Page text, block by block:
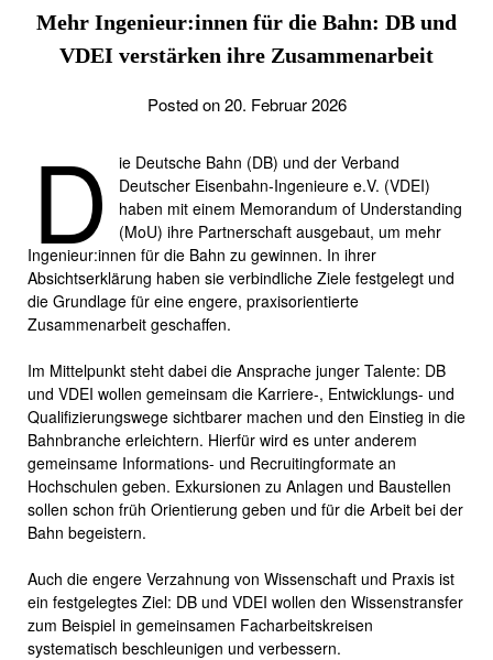
Mehr Ingenieur:innen für die Bahn: DB und
VDEI verstärken ihre Zusammenarbeit
Posted on 20. Februar 2026
D
ie Deutsche Bahn (DB) und der Verband
Deutscher Eisenbahn-Ingenieure e.V. (VDEI)
haben mit einem Memorandum of Understanding
(MoU) ihre Partnerschaft ausgebaut, um mehr
Ingenieur:innen für die Bahn zu gewinnen. In ihrer
Absichtserklärung haben sie verbindliche Ziele festgelegt und
die Grundlage für eine engere, praxisorientierte
Zusammenarbeit geschaffen.
Im Mittelpunkt steht dabei die Ansprache junger Talente: DB
und VDEI wollen gemeinsam die Karriere-, Entwicklungs- und
Qualifizierungswege sichtbarer machen und den Einstieg in die
Bahnbranche erleichtern. Hierfür wird es unter anderem
gemeinsame Informations- und Recruitingformate an
Hochschulen geben. Exkursionen zu Anlagen und Baustellen
sollen schon früh Orientierung geben und für die Arbeit bei der
Bahn begeistern.
Auch die engere Verzahnung von Wissenschaft und Praxis ist
ein festgelegtes Ziel: DB und VDEI wollen den Wissenstransfer
zum Beispiel in gemeinsamen Facharbeitskreisen
systematisch beschleunigen und verbessern.